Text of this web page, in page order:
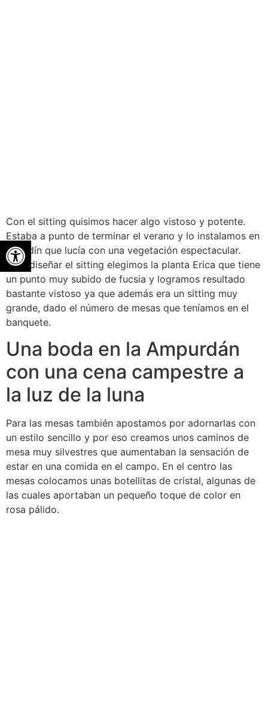
Con el sitting quisimos hacer algo vistoso y potente.
Estaba a punto de terminar el verano y lo instalamos en
el jardín que lucía con una vegetación espectacular.
Para diseñar el sitting elegimos la planta Erica que tiene
un punto muy subido de fucsia y logramos resultado
bastante vistoso ya que además era un sitting muy
grande, dado el número de mesas que teníamos en el
banquete.
Una boda en la Ampurdán
con una cena campestre a
la luz de la luna
Para las mesas también apostamos por adornarlas con
un estilo sencillo y por eso creamos unos caminos de
mesa muy silvestres que aumentaban la sensación de
estar en una comida en el campo. En el centro las
mesas colocamos unas botellitas de cristal, algunas de
las cuales aportaban un pequeño toque de color en
rosa pálido.
Abrir barra de herramientas